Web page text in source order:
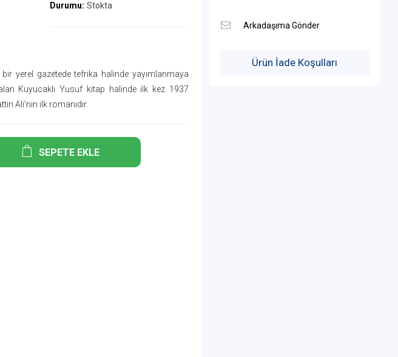
Durumu: Stokta
bir yerel gazetede tefrika halinde yayımlanmaya
Kuyucaklı Yusuf kitap halinde ilk kez 1937
Ali’nin ilk romanıdır.
SEPETE EKLE
Ürün İade Koşulları